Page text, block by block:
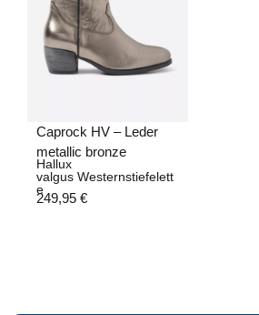
Caprock HV – Leder
metallic bronze
Hallux
valgus Westernstiefelett
e
249,95 €